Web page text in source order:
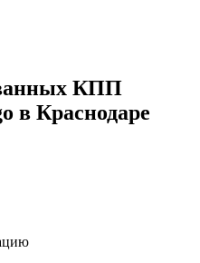
КПП
в Краснодаре